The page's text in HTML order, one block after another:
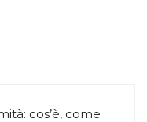
cos’è, come